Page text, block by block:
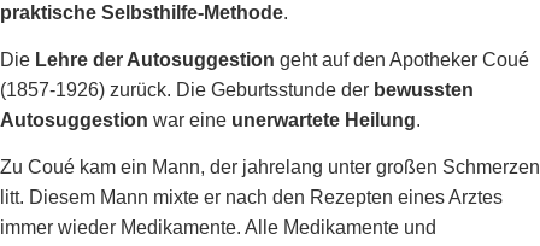
praktische Selbsthilfe-Methode.
Die Lehre der Autosuggestion geht auf den Apotheker Coué
(1857-1926) zurück. Die Geburtsstunde der bewussten
Autosuggestion war eine unerwartete Heilung.
Zu Coué kam ein Mann, der jahrelang unter großen Schmerzen
litt. Diesem Mann mixte er nach den Rezepten eines Arztes
immer wieder Medikamente. Alle Medikamente und